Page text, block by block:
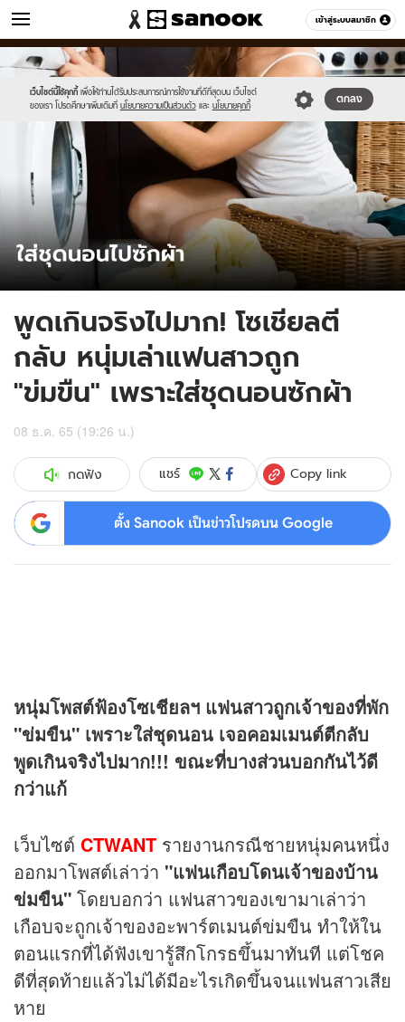
เข้าสู่ระบบสมาชิก
ข่าว หมวดอื่นๆ
เว็บไซต์นี้ใช้คุกกี้ เพื่อให้ท่านได้รับประสบการณ์การใช้งานที่ดีที่สุดบน เว็บไซต์
ของเรา โปรดศึกษาเพิ่มเติมที่ นโยบายความเป็นส่วนตัว และ นโยบายคุกกี้
ตกลง
Sanook
//s.isanook.com/sr/0/images/logo-
new-
sanook.png
600
60
//s.isanook.com/ns/0/ud/1734/8673454/217112.jpg
พูดเกินจริงไปมาก! โซเชียลตี
กลับ หนุ่มเล่าแฟนสาวถูก
"ข่มขืน" เพราะใส่ชุดนอนซักผ้า
08 ธ.ค. 65 (19:26 น.)
กดฟัง แชร์ Copy link
ตั้ง Sanook เป็นข่าวโปรดบน Google
หนุ่มโพสต์ฟ้องโซเชียลฯ แฟนสาวถูกเจ้าของที่พัก
"ข่มขืน" เพราะใส่ชุดนอน เจอคอมเมนต์ตีกลับ
พูดเกินจริงไปมาก!!! ขณะที่บางส่วนบอกกันไว้ดี
กว่าแก้
เว็บไซต์ CTWANT รายงานกรณีชายหนุ่มคนหนึ่ง
ออกมาโพสต์เล่าว่า "แฟนเกือบโดนเจ้าของบ้าน
ข่มขืน" โดยบอกว่า แฟนสาวของเขามาเล่าว่า
เกือบจะถูกเจ้าของอะพาร์ตเมนต์ข่มขืน ทำให้ใน
ตอนแรกที่ได้ฟังเขารู้สึกโกรธขึ้นมาทันที แต่โชค
ดีที่สุดท้ายแล้วไม่ได้มีอะไรเกิดขึ้นจนแฟนสาวเสีย
หาย